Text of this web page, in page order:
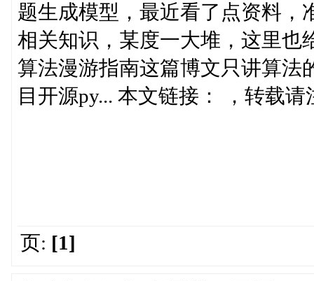
题生成模型，最近看了点资料，
相关知识，某度一大堆，这里也
算法漫游指南这篇博文只讲算法
目开源py... 本文链接： ，转载
页: [1]